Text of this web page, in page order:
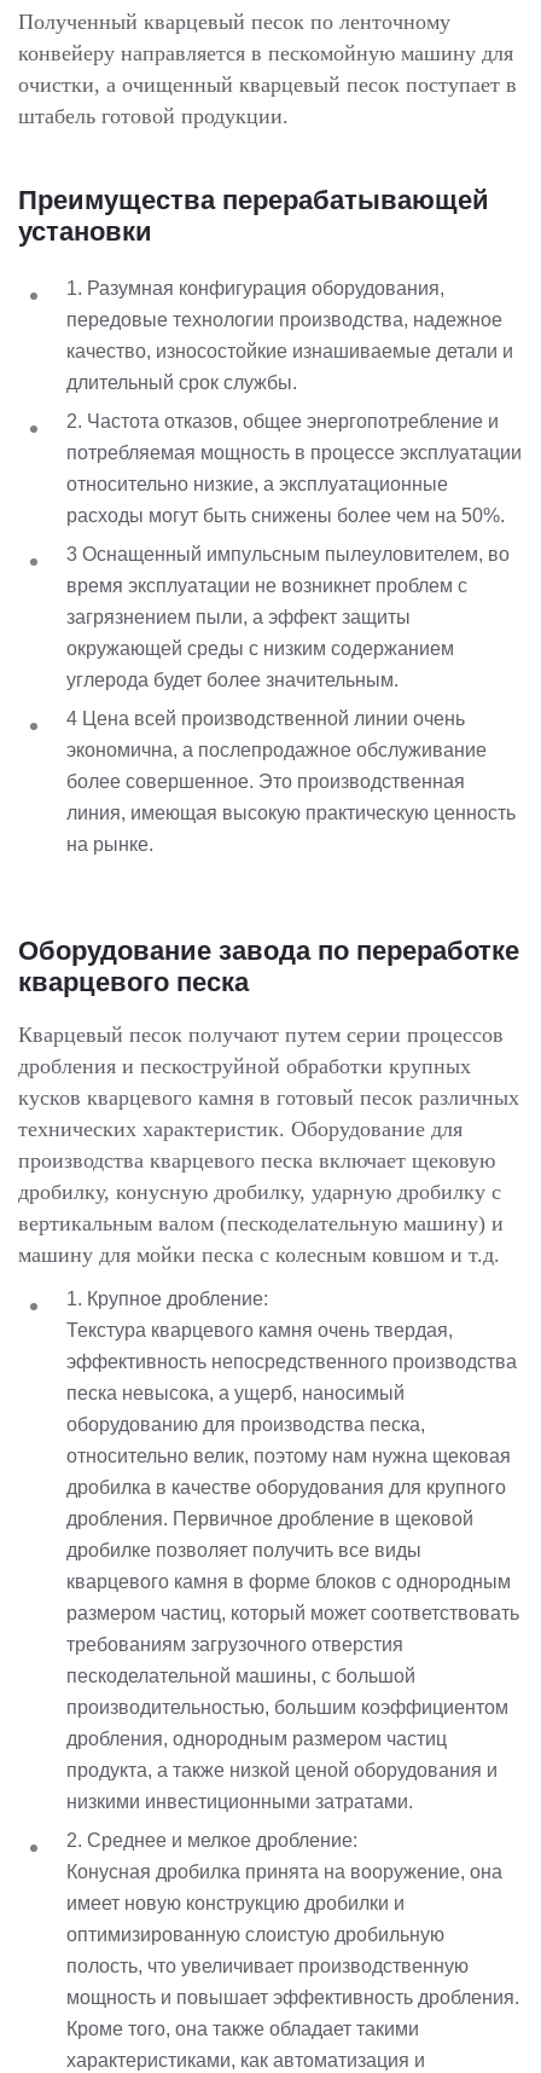
Полученный кварцевый песок по ленточному
конвейеру направляется в пескомойную машину для
очистки, а очищенный кварцевый песок поступает в
штабель готовой продукции.
Преимущества перерабатывающей
установки
1. Разумная конфигурация оборудования,
передовые технологии производства, надежное
качество, износостойкие изнашиваемые детали и
длительный срок службы.
2. Частота отказов, общее энергопотребление и
потребляемая мощность в процессе эксплуатации
относительно низкие, а эксплуатационные
расходы могут быть снижены более чем на 50%.
3 Оснащенный импульсным пылеуловителем, во
время эксплуатации не возникнет проблем с
загрязнением пыли, а эффект защиты
окружающей среды с низким содержанием
углерода будет более значительным.
4 Цена всей производственной линии очень
экономична, а послепродажное обслуживание
более совершенное. Это производственная
линия, имеющая высокую практическую ценность
на рынке.
Оборудование завода по переработке
кварцевого песка
Кварцевый песок получают путем серии процессов
дробления и пескоструйной обработки крупных
кусков кварцевого камня в готовый песок различных
технических характеристик. Оборудование для
производства кварцевого песка включает щековую
дробилку, конусную дробилку, ударную дробилку с
вертикальным валом (пескоделательную машину) и
машину для мойки песка с колесным ковшом и т.д.
1. Крупное дробление:
Текстура кварцевого камня очень твердая,
эффективность непосредственного производства
песка невысока, а ущерб, наносимый
оборудованию для производства песка,
относительно велик, поэтому нам нужна щековая
дробилка в качестве оборудования для крупного
дробления. Первичное дробление в щековой
дробилке позволяет получить все виды
кварцевого камня в форме блоков с однородным
размером частиц, который может соответствовать
требованиям загрузочного отверстия
пескоделательной машины, с большой
производительностью, большим коэффициентом
дробления, однородным размером частиц
продукта, а также низкой ценой оборудования и
низкими инвестиционными затратами.
2. Среднее и мелкое дробление:
Конусная дробилка принята на вооружение, она
имеет новую конструкцию дробилки и
оптимизированную слоистую дробильную
полость, что увеличивает производственную
мощность и повышает эффективность дробления.
Кроме того, она также обладает такими
характеристиками, как автоматизация и